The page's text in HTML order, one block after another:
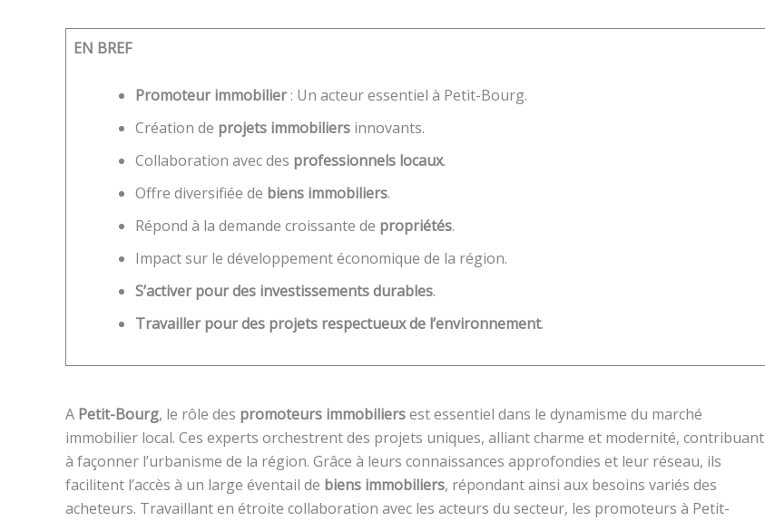
EN BREF
Promoteur immobilier: Un acteur essentiel à Petit-Bourg.
Création de projets immobiliers innovants.
Collaboration avec des professionnels locaux.
Offre diversifiée de biens immobiliers.
Répond à la demande croissante de propriétés.
Impact sur le développement économique de la région.
S’activer pour des investissements durables.
Travailler pour des projets respectueux de l’environnement.
A Petit-Bourg, le rôle des promoteurs immobiliersest essentiel dans le dynamisme du marché
immobilier local. Ces experts orchestrent des projets uniques, alliant charme et modernité, contribuant
à façonner l’urbanisme de la région. Grâce à leurs connaissances approfondies et leur réseau, ils
facilitent l’accès à un large éventail de biens immobiliers, répondant ainsi aux besoins variés des
acheteurs. Travaillant en étroite collaboration avec les acteurs du secteur, les promoteurs à Petit-